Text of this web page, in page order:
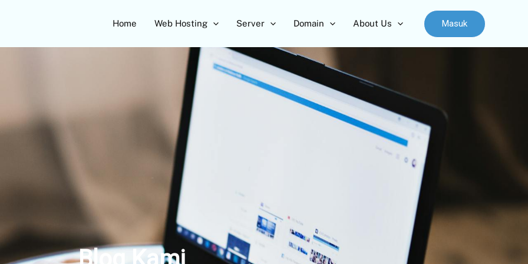
Home Web Hosting Server Domain About Us Masuk